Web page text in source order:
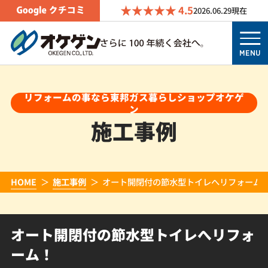
4.52026.06.29現在
MENU
リフォームの事なら東邦ガス暮らしショップオケゲ
ン
施工事例
HOME 施工事例 オート開閉付の節水型トイレへリフォーム
オート開閉付の節水型トイレへリフォ
ーム！